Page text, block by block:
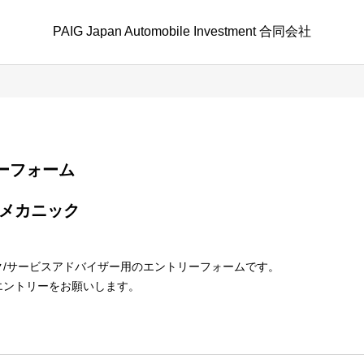
PAIG Japan Automobile Investment 合同会社
リーフォーム
ービスアドバイザー用のエントリーフォームです。
トリーをお願いします。